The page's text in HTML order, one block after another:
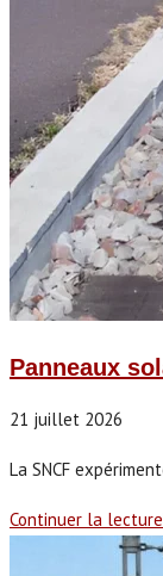
Panneaux
21 juillet 2026
La SNCF
Continuer la lecture